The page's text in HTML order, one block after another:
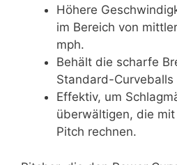
Höhere
im Bereich von
mph.
Behält die scharfe
Standard-Curveballs
Effektiv, um
überwältigen, die
Pitch rechnen.